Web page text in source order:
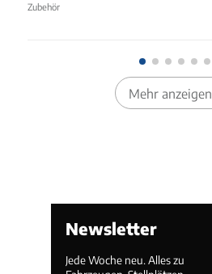
Zubehör
Mehr anzeigen
Newsletter
Jede Woche neu. Alles zu